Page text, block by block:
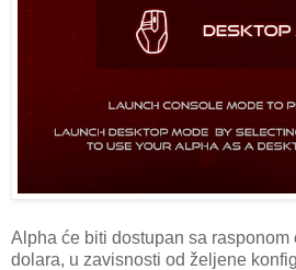
Alpha će biti dostupan sa rasponom
dolara, u zavisnosti od željene